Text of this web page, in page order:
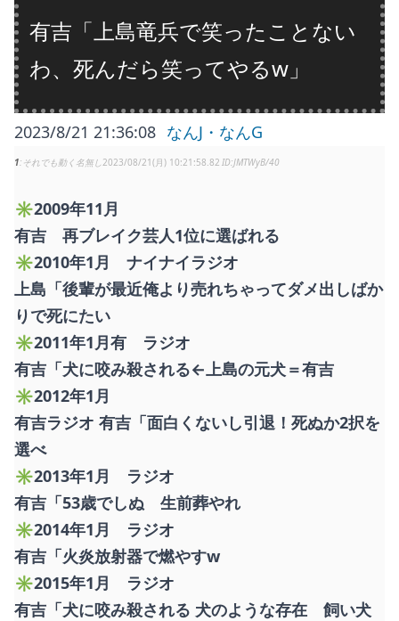
有吉「上島竜兵で笑ったことない
わ、死んだら笑ってやるw」
2023/8/21 21:36:08 なんJ・なんG
1 それでも動く名無し 2023/08/21(月) 10:21:58.82 JMTWyB/40
✳︎2009年11月
有吉 再ブレイク芸人1位に選ばれる
✳︎2010年1月 ナイナイラジオ
上島「後輩が最近俺より売れちゃってダメ出しばか
りで死にたい
✳︎2011年1月有 ラジオ
有吉「犬に咬み殺される←上島の元犬＝有吉
✳︎2012年1月
有吉ラジオ 有吉「面白くないし引退！死ぬか2択を
選べ
✳︎2013年1月 ラジオ
有吉「53歳でしぬ 生前葬やれ
✳︎2014年1月 ラジオ
有吉「火炎放射器で燃やすw
✳︎2015年1月 ラジオ
有吉「犬に咬み殺される 犬のような存在 飼い犬